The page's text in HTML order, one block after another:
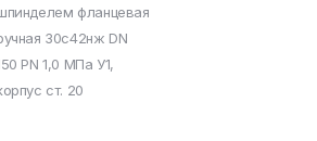
фланцевая
30с42нж DN
PN 1,0 МПа У1,
ст. 20